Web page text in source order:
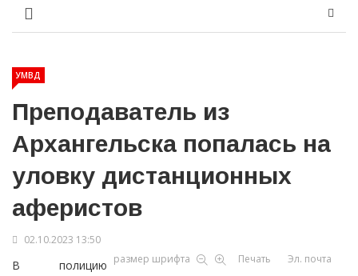
УМВД
Преподаватель из
Архангельска попалась на
уловку дистанционных
аферистов
02.10.2023 13:50
размер шрифта
Печать Эл. почта
В полицию